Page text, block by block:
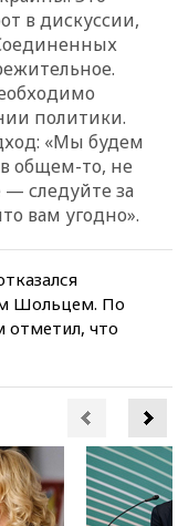
в дискуссии,
политики.
«Мы будем
общем-то, не
— следуйте за
вам угодно».
Шольцем. По
отметил, что